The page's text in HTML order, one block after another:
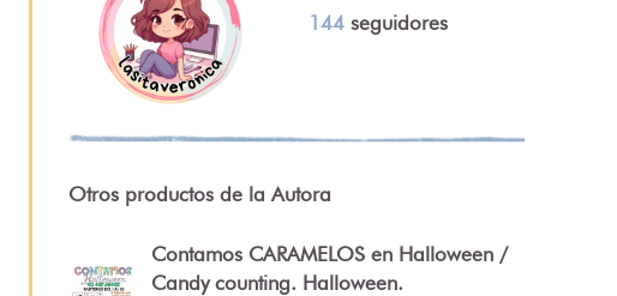
144 seguidores
Otros productos de la Autora
Contamos CARAMELOS en Halloween /
Candy counting. Halloween.